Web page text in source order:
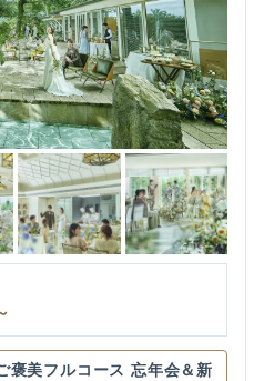
褒美フルコース 忘年会＆新